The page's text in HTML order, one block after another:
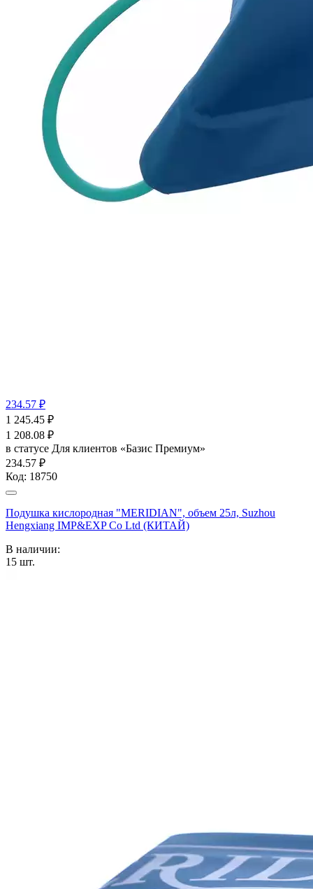
234.57 ₽
1 245.45 ₽
1 208.08 ₽
в статусе Для клиентов «Базис Премиум»
234.57 ₽
Код: 18750
Подушка кислородная "MERIDIAN", объем 25л, Suzhou
Hengxiang IMP&EXP Co Ltd (КИТАЙ)
В наличии:
15 шт.